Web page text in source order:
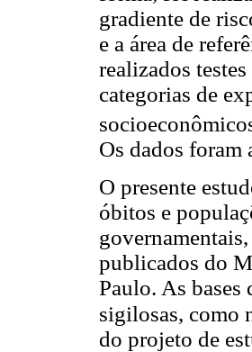
gradiente de
e a área de
realizados
categorias de
Os dados foram
O presente
óbitos e
publicados do
Paulo. As bases
sigilosas, como
do projeto de